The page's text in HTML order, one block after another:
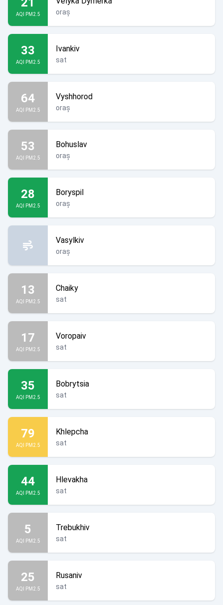
AQI PM2.5 oraș
33
AQI PM2.5
Ivankiv
sat
64
AQI PM2.5
Vyshhorod
oraș
53
AQI PM2.5
Bohuslav
oraș
28
AQI PM2.5
Boryspil
oraș
Vasylkiv
oraș
13
AQI PM2.5
Chaiky
sat
17
AQI PM2.5
Voropaiv
sat
35
AQI PM2.5
Bobrytsia
sat
79
AQI PM2.5
Khlepcha
sat
44
AQI PM2.5
Hlevakha
sat
5
AQI PM2.5
Trebukhiv
sat
25
AQI PM2.5
Rusaniv
sat